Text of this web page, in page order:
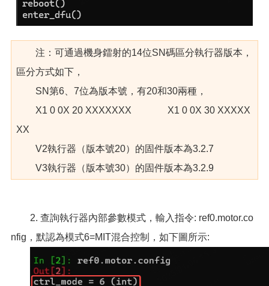
注：可通過機身鐳射的14位SN碼區分執行器版本，
區分方式如下，
SN第6、7位為版本號，有20和30兩種，
X1 0 0X 20 XXXXXXX X1 0 0X 30 XXXXX
XX
V2執行器（版本號20）的固件版本為3.2.7
V3執行器（版本號30）的固件版本為3.2.9
2. 查詢執行器內部參數模式，輸入指令: ref0.motor.co
nfig，默認為模式6=MIT混合控制，如下圖所示: